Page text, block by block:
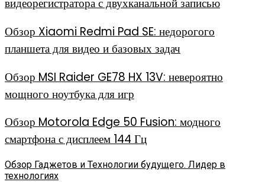
видеорегистратора с двухканальной записью
Обзор Xiaomi Redmi Pad SE: недорогого
планшета для видео и базовых задач
Обзор MSI Raider GE78 HX 13V: невероятно
мощного ноутбука для игр
Обзор Motorola Edge 50 Fusion: модного
смартфона с дисплеем 144 Гц
Обзор Гаджетов и Технологии будущего. Лидер в
технологиях